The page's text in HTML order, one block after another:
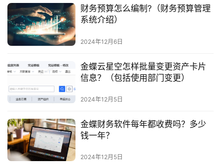
财务预算怎么编制?（财务预算管理
系统介绍）
2024年12月6日
金蝶云星空怎样批量变更资产卡片
信息？（包括使用部门变更）
2024年12月5日
金蝶财务软件每年都收费吗？多少
钱一年？
2024年12月5日